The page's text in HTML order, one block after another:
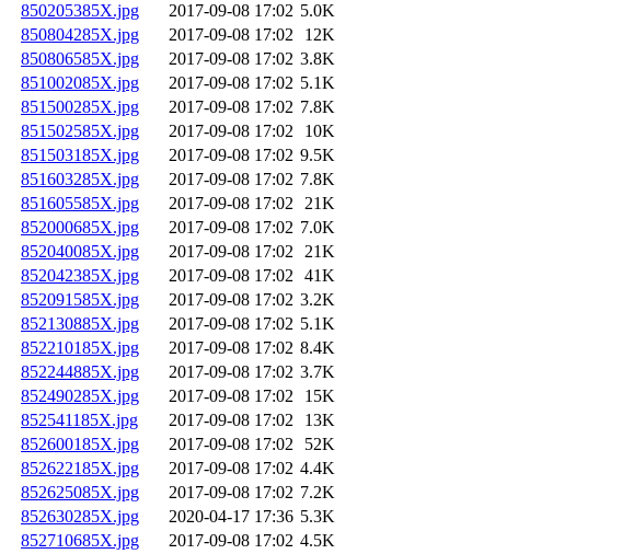
850205385X.jpg
2017-09-08 17:02 5.0K
850804285X.jpg
2017-09-08 17:02
12K
850806585X.jpg
2017-09-08 17:02 3.8K
851002085X.jpg
2017-09-08 17:02 5.1K
851500285X.jpg
2017-09-08 17:02 7.8K
851502585X.jpg
2017-09-08 17:02
10K
851503185X.jpg
2017-09-08 17:02 9.5K
851603285X.jpg
2017-09-08 17:02 7.8K
851605585X.jpg
2017-09-08 17:02 21K
852000685X.jpg
2017-09-08 17:02 7.0K
852040085X.jpg
2017-09-08 17:02 21K
852042385X.jpg
2017-09-08 17:02 41K
852091585X.jpg
2017-09-08 17:02 3.2K
852130885X.jpg
2017-09-08 17:02 5.1K
852210185X.jpg
2017-09-08 17:02 8.4K
852244885X.jpg
2017-09-08 17:02 3.7K
852490285X.jpg
2017-09-08 17:02
15K
852541185X.jpg
2017-09-08 17:02
13K
852600185X.jpg
2017-09-08 17:02
52K
852622185X.jpg
2017-09-08 17:02 4.4K
852625085X.jpg
2017-09-08 17:02 7.2K
852630285X.jpg
2020-04-17 17:36 5.3K
852710685X.jpg
2017-09-08 17:02 4.5K